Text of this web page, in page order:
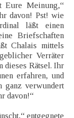
Eure Meinung,“
davon! Pst! wie
läßt einen
Briefschaften
Chalais mittels
Verräter
dieses Rätsel. Ihr
erfahren, und
ganz verwundert
davon!“
entgegnete